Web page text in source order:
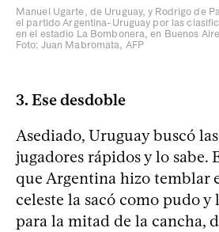
Manuel Ugarte, de Uruguay, y Rodrigo de
el partido Argentina-Uruguay por las
en el estadio La Bombonera, en Buenos
Foto: Juan Mabromata, AFP
3. Ese desdoble
Asediado, Uruguay buscó
jugadores rápidos y lo sabe.
que Argentina hizo temblar
celeste la sacó como pudo
para la mitad de la cancha,